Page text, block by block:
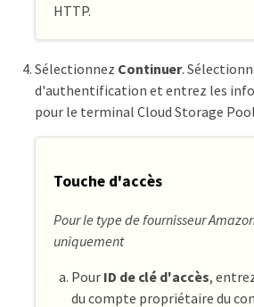
HTTP.
Sélectionnez Continuer.
d'authentification et entrez les
pour le terminal Cloud Storage
Touche d'accès
Pour le type de fournisseur
uniquement
Pour ID de clé d'accès,
du compte propriétaire du